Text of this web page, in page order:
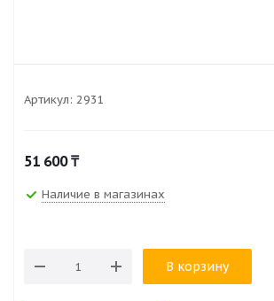
Артикул: 2931
51 600₸
Наличие в магазинах
В корзину